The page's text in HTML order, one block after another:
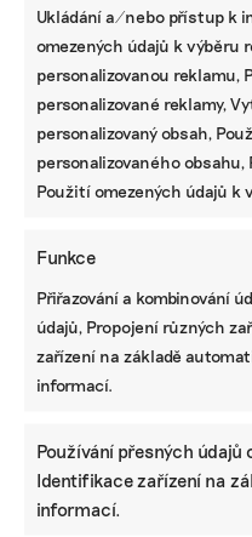
Ukládání a/nebo přístup k
omezených údajů k výběru
personalizovanou reklamu,
personalizované reklamy,
personalizovaný obsah,
personalizovaného obsahu,
Použití omezených údajů k
Funkce
Přiřazování a kombinování
údajů, Propojení různých
zařízení na základě
informací.
Používání přesných údajů
Identifikace zařízení na
informací.
podávají firmy, ty mají
stavebníkovi sdělí jen
trhu je hodně těchto
balónek informací a
svém. Tudíž když se
probíráte, najednou
shrnuje Filipová.
s dotací Oprav dům po
podařilo žádost
začít stavět, si přečtete